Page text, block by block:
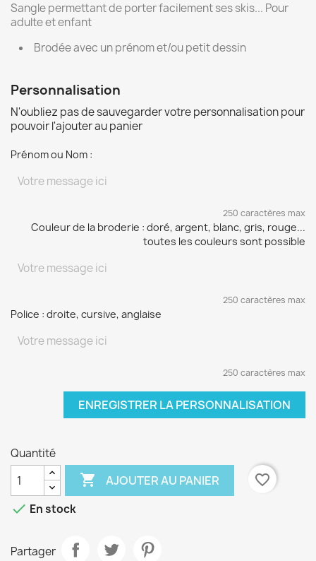
Sangle permettant de porter facilement ses skis... Pour
adulte et enfant
Brodée avec un prénom et/ou petit dessin
Personnalisation
N'oubliez pas de sauvegarder votre personnalisation pour
pouvoir l'ajouter au panier
Prénom ou Nom :
250 caractères max
Couleur de la broderie : doré, argent, blanc, gris, rouge...
toutes les couleurs sont possible
250 caractères max
Police : droite, cursive, anglaise
250 caractères max
ENREGISTRER LA PERSONNALISATION
Quantité
 AJOUTER AU PANIER
favorite_border
 En stock
Partager